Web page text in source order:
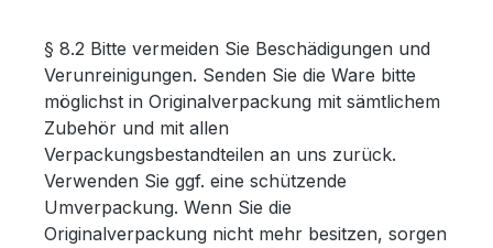
§ 8.2 Bitte vermeiden Sie Beschädigungen und
Verunreinigungen. Senden Sie die Ware bitte
möglichst in Originalverpackung mit sämtlichem
Zubehör und mit allen
Verpackungsbestandteilen an uns zurück.
Verwenden Sie ggf. eine schützende
Umverpackung. Wenn Sie die
Originalverpackung nicht mehr besitzen, sorgen